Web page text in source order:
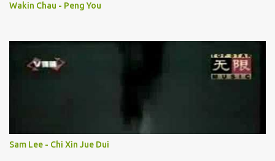
Wakin Chau - Peng You
Sam Lee - Chi Xin Jue Dui